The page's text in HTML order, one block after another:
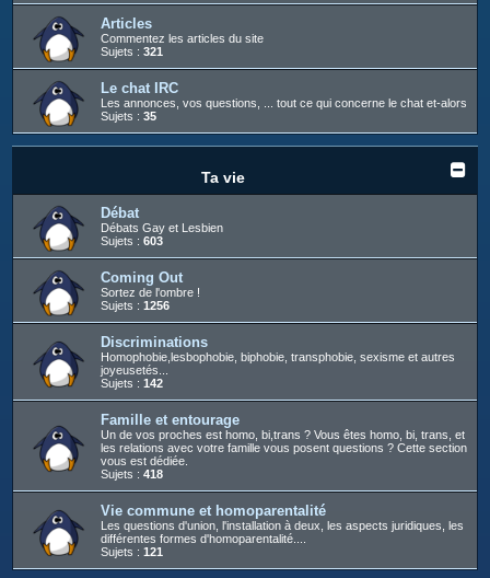
Articles
Commentez les articles du site
Sujets : 321
Le chat IRC
Les annonces, vos questions, ... tout ce qui concerne le chat et-alors
Sujets : 35
Ta vie
Débat
Débats Gay et Lesbien
Sujets : 603
Coming Out
Sortez de l'ombre !
Sujets : 1256
Discriminations
Homophobie,lesbophobie, biphobie, transphobie, sexisme et autres
joyeusetés...
Sujets : 142
Famille et entourage
Un de vos proches est homo, bi,trans ? Vous êtes homo, bi, trans, et
les relations avec votre famille vous posent questions ? Cette section
vous est dédiée.
Sujets : 418
Vie commune et homoparentalité
Les questions d'union, l'installation à deux, les aspects juridiques, les
différentes formes d'homoparentalité....
Sujets : 121